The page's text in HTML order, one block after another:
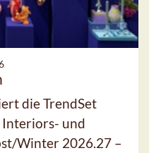
die TrendSet
Interiors- und
Winter 2026.27 –